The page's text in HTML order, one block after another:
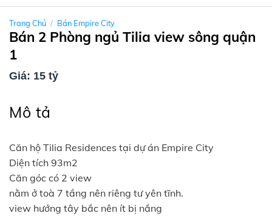
Trang Chủ / Bán Empire City
Bán 2 Phòng ngủ Tilia view sông quận
1
Giá: 15 tỷ
Mô tả
Căn hộ Tilia Residences tại dự án Empire City
Diện tích 93m2
Căn góc có 2 view
nằm ở toà 7 tầng nên riêng tư yên tĩnh.
view hướng tây bắc nên ít bị nắng